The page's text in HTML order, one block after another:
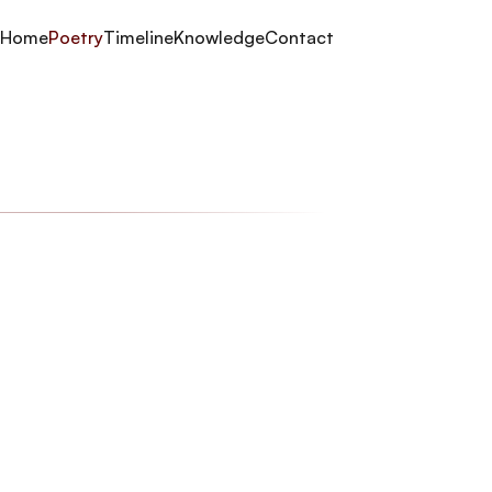
HomePoetryTimelineKnowledgeContact